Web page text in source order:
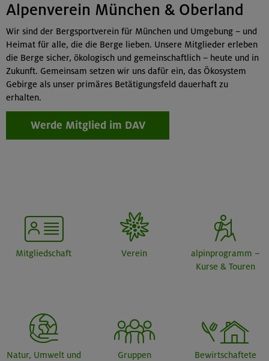
Alpenverein München & Oberland
Wir sind der Bergsportverein für München und Umgebung – und
Heimat für alle, die die Berge lieben. Unsere Mitglieder erleben
die Berge sicher, ökologisch und gemeinschaftlich – heute und in
Zukunft. Gemeinsam setzen wir uns dafür ein, das Ökosystem
Gebirge als unser primäres Betätigungsfeld dauerhaft zu
erhalten.
Werde Mitglied im DAV
Mitgliedschaft Verein
alpinprogramm –
Kurse & Touren
Natur, Umwelt und
Gruppen
Bewirtschaftete